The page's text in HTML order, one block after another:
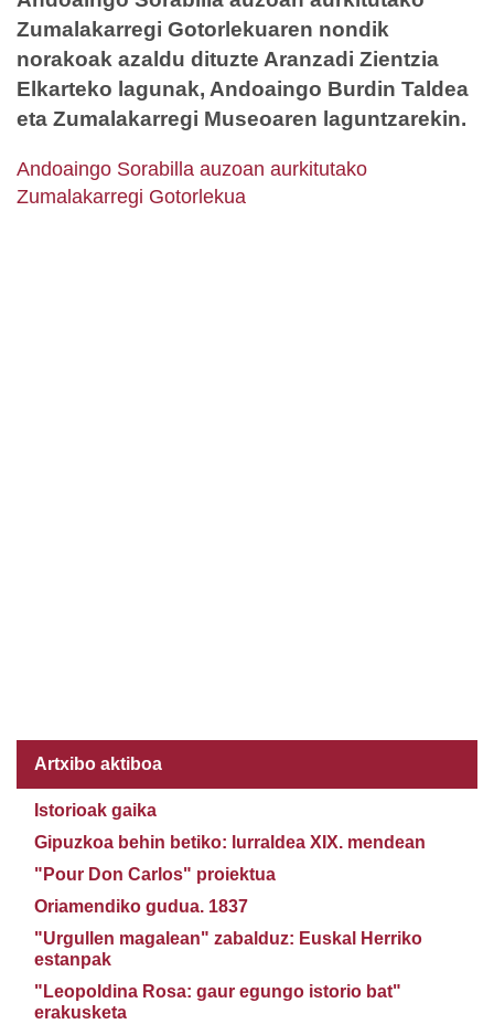
Zumalakarregi Gotorlekuaren nondik
norakoak azaldu dituzte Aranzadi Zientzia
Elkarteko lagunak, Andoaingo Burdin Taldea
eta Zumalakarregi Museoaren laguntzarekin.
Andoaingo Sorabilla auzoan aurkitutako
Zumalakarregi Gotorlekua
Artxibo aktiboa
Istorioak gaika
Gipuzkoa behin betiko: lurraldea XIX. mendean
"Pour Don Carlos" proiektua
Oriamendiko gudua. 1837
"Urgullen magalean" zabalduz: Euskal Herriko
estanpak
"Leopoldina Rosa: gaur egungo istorio bat"
erakusketa